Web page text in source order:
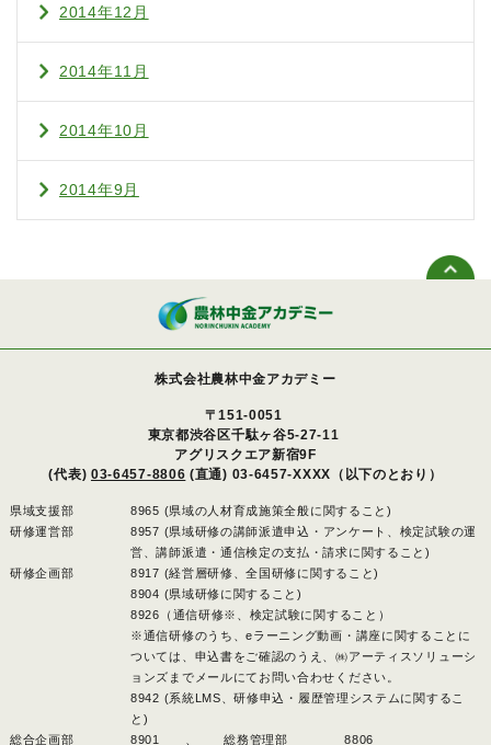
2014年12月
2014年11月
2014年10月
2014年9月
株式会社農林中金アカデミー
〒151-0051
東京都渋谷区千駄ヶ谷5-27-11
アグリスクエア新宿9F
(代表) 03-6457-8806 (直通) 03-6457-XXXX（以下のとおり）
県域支援部
8965 (県域の人材育成施策全般に関すること)
研修運営部
8957 (県域研修の講師派遣申込・アンケート、検定試験の運
営、講師派遣・通信検定の支払・請求に関すること)
研修企画部
8917 (経営層研修、全国研修に関すること)
8904 (県域研修に関すること)
8926（通信研修※、検定試験に関すること）
※通信研修のうち、eラーニング動画・講座に関することに
ついては、申込書をご確認のうえ、㈱アーティスソリューシ
ョンズまでメールにてお問い合わせください。
8942 (系統LMS、研修申込・履歴管理システムに関するこ
と)
総合企画部
8901 、総務管理部 8806